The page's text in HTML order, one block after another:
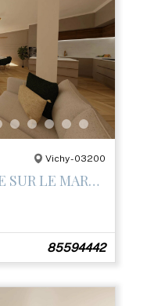
Vichy - 03200
UNE OPPORTUNITÉ RARE SUR LE MARCHÉ
85594442